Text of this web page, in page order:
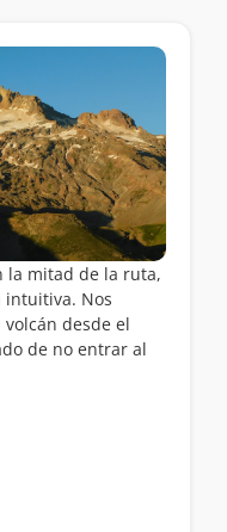
la mitad de la ruta,
intuitiva. Nos
desde el
de no entrar al